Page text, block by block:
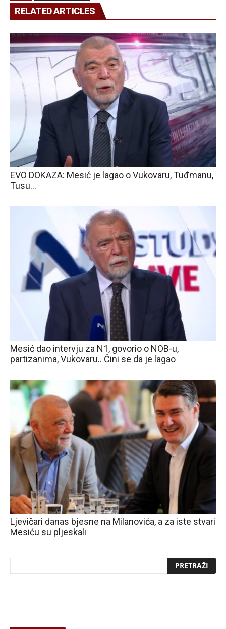
RELATED ARTICLES
EVO DOKAZA: Mesić je lagao o Vukovaru, Tuđmanu,
Tusu…
Mesić dao intervju za N1, govorio o NOB-u,
partizanima, Vukovaru.. Čini se da je lagao
Ljevičari danas bjesne na Milanovića, a za iste stvari
Mesiću su pljeskali